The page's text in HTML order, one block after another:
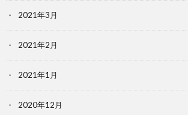
2021年3月
2021年2月
2021年1月
2020年12月